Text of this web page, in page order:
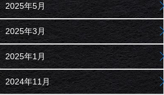
2025年5月
2025年3月
2025年1月
2024年11月